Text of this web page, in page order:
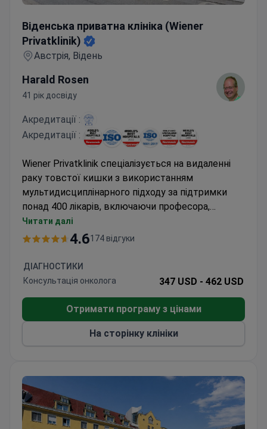
Віденська приватна клініка (Wiener
Privatklinik)
Австрія, Відень
Harald Rosen
41 рік досвіду
Акредитації :
Акредитації :
Wiener Privatklinik спеціалізується на видаленні
раку товстої кишки з використанням
мультидисциплінарного підходу за підтримки
понад 400 лікарів, включаючи професора,
доктора Харальда Розена, президента
Європейського товариства хірургів, який провів
Міжнародний онкологічний центр клініки
пропонує персоналізоване лікування з
Читати далі
4.6174 відгуки
ДІАГНОСТИКИ
Консультація онколога
347 USD - 462 USD
Отримати програму з цінами
На сторінку клініки